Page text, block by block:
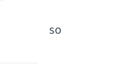
aus
Zeit, also